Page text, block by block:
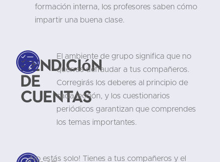
formación interna, los profesores saben cómo
impartir una buena clase.
Rendición
de
cuentas
El ambiente de grupo significa que no
querrás defraudar a tus compañeros.
Corregirás los deberes al principio de
cada lección, y los cuestionarios
periódicos garantizan que comprendes
los temas importantes.
¡No estás solo! Tienes a tus compañeros y el